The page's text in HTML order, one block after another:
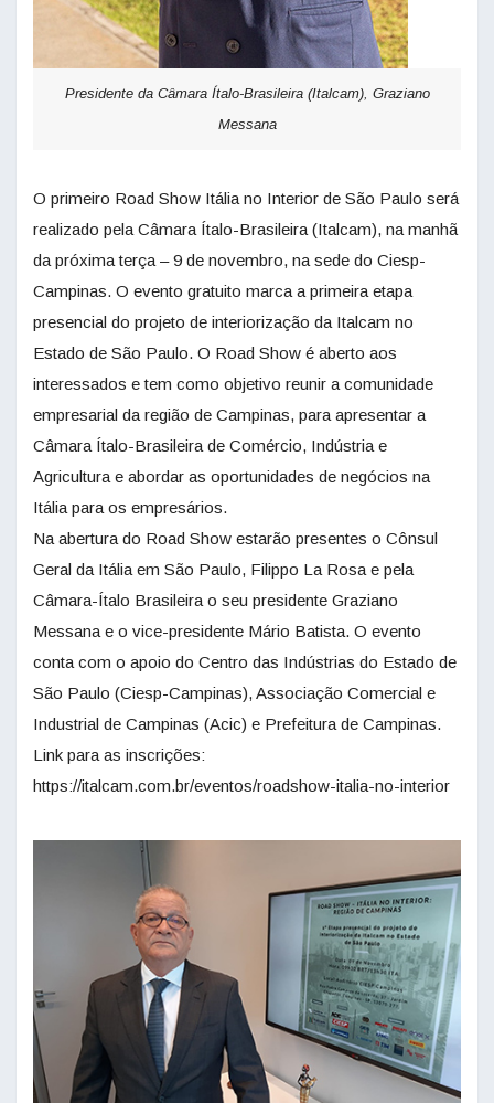
Presidente da Câmara Ítalo-Brasileira (Italcam), Graziano
Messana
O primeiro Road Show Itália no Interior de São Paulo será
realizado pela Câmara Ítalo-Brasileira (Italcam), na manhã
da próxima terça – 9 de novembro, na sede do Ciesp-
Campinas. O evento gratuito marca a primeira etapa
presencial do projeto de interiorização da Italcam no
Estado de São Paulo. O Road Show é aberto aos
interessados e tem como objetivo reunir a comunidade
empresarial da região de Campinas, para apresentar a
Câmara Ítalo-Brasileira de Comércio, Indústria e
Agricultura e abordar as oportunidades de negócios na
Itália para os empresários.
Na abertura do Road Show estarão presentes o Cônsul
Geral da Itália em São Paulo, Filippo La Rosa e pela
Câmara-Ítalo Brasileira o seu presidente Graziano
Messana e o vice-presidente Mário Batista. O evento
conta com o apoio do Centro das Indústrias do Estado de
São Paulo (Ciesp-Campinas), Associação Comercial e
Industrial de Campinas (Acic) e Prefeitura de Campinas.
Link para as inscrições:
https://italcam.com.br/eventos/roadshow-italia-no-interior